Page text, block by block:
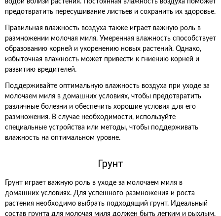
водой вблизи растения. Постоянная влажность воздуха поможет
предотвратить пересушивание листьев и сохранить их здоровье.
Правильная влажность воздуха также играет важную роль в
размножении молочая миля. Умеренная влажность способствует
образованию корней и укоренению новых растений. Однако,
избыточная влажность может привести к гниению корней и
развитию вредителей.
Поддерживайте оптимальную влажность воздуха при уходе за
молочаем миля в домашних условиях, чтобы предотвратить
различные болезни и обеспечить хорошие условия для его
размножения. В случае необходимости, используйте
специальные устройства или методы, чтобы поддерживать
влажность на оптимальном уровне.
Грунт
Грунт играет важную роль в уходе за молочаем миля в
домашних условиях. Для успешного размножения и роста
растения необходимо выбрать подходящий грунт. Идеальный
состав грунта для молочая миля должен быть легким и рыхлым,